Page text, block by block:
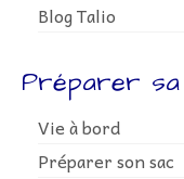
Blog Talio
Préparer
Vie à bord
Préparer son sac